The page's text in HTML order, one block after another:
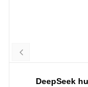
DeepSeek